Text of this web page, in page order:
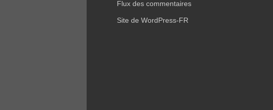
Flux des commentaires
Site de WordPress-FR